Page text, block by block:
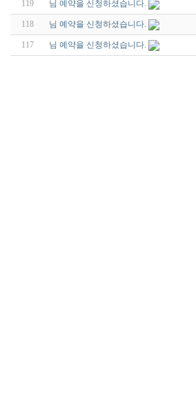
119 님 예약을 신청하셨습니다.
118 님 예약을 신청하셨습니다.
117 님 예약을 신청하셨습니다.